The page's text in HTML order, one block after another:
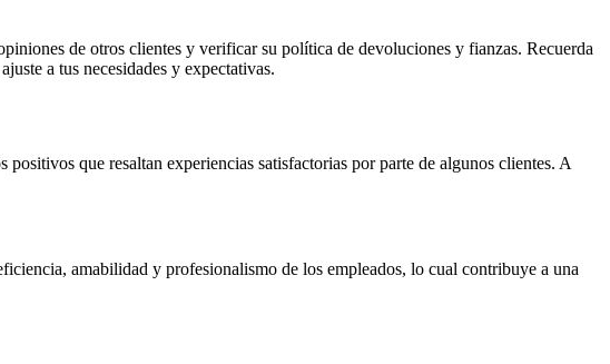
de otros clientes y verificar su política de devoluciones y fianzas. Recuerda
a tus necesidades y expectativas.
que resaltan experiencias satisfactorias por parte de algunos clientes. A
amabilidad y profesionalismo de los empleados, lo cual contribuye a una